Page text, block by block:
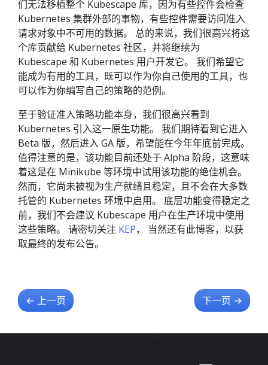
们无法移植整个 Kubescape 库，因为有些控件会检查
Kubernetes 集群外部的事物，有些控件需要访问准入
请求对象中不可用的数据。 总的来说，我们很高兴将这
个库贡献给 Kubernetes 社区，并将继续为
Kubescape 和 Kubernetes 用户开发它。 我们希望它
能成为有用的工具，既可以作为你自己使用的工具，也
可以作为你编写自己的策略的范例。
至于验证准入策略功能本身，我们很高兴看到
Kubernetes 引入这一原生功能。 我们期待看到它进入
Beta 版，然后进入 GA 版，希望能在今年年底前完成。
值得注意的是，该功能目前还处于 Alpha 阶段，这意味
着这是在 Minikube 等环境中试用该功能的绝佳机会。
然而，它尚未被视为生产就绪且稳定，且不会在大多数
托管的 Kubernetes 环境中启用。 底层功能变得稳定之
前，我们不会建议 Kubescape 用户在生产环境中使用
这些策略。 请密切关注 KEP， 当然还有此博客，以获
取最终的发布公告。
← 上一页 下一页 →